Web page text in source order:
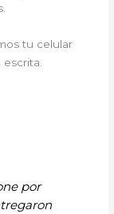
tu celular
por